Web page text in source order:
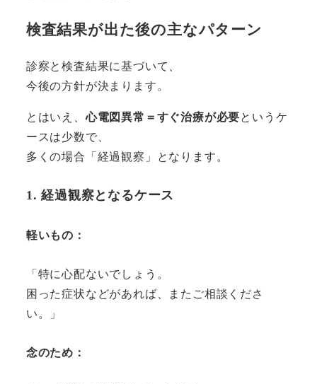
検査結果が出た後の主なパターン
診察と検査結果に基づいて、
今後の方針が決まります。
とはいえ、心電図異常＝すぐ治療が必要というケ
ースは少数で、
多くの場合「経過観察」となります。
1. 経過観察となるケース
軽いもの ：
「特に心配ないでしょう。
困った症状などがあれば、またご相談くださ
い。」
念のため ：